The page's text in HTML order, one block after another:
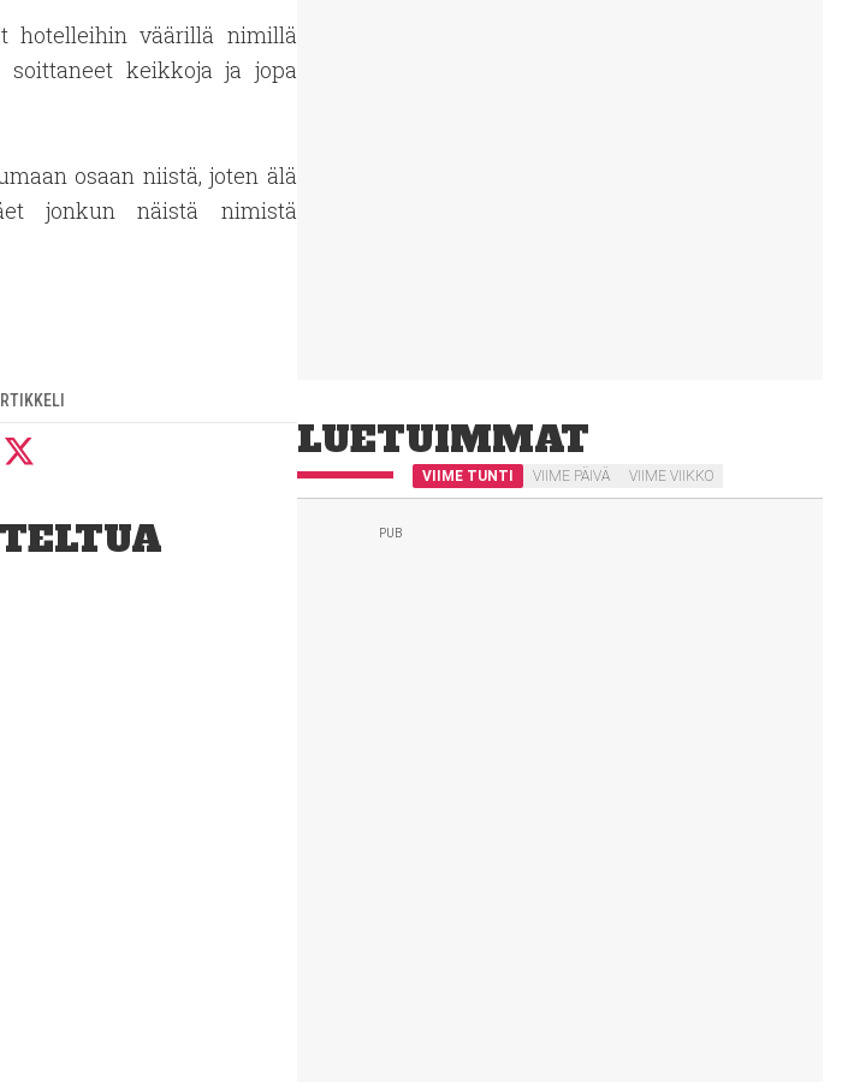
hotelleihin väärillä nimillä
keikkoja ja jopa
osaan niistä, joten älä
jonkun näistä nimistä
LUETUIMMAT
VIIME TUNTI VIIME PÄIVÄ VIIME VIIKKO